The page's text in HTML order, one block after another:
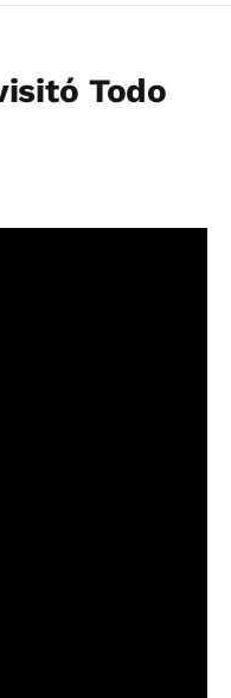
Todo